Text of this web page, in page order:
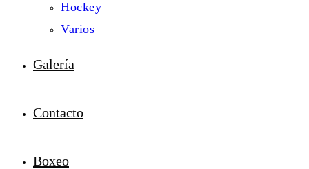
Hockey
Varios
Galería
Contacto
Boxeo